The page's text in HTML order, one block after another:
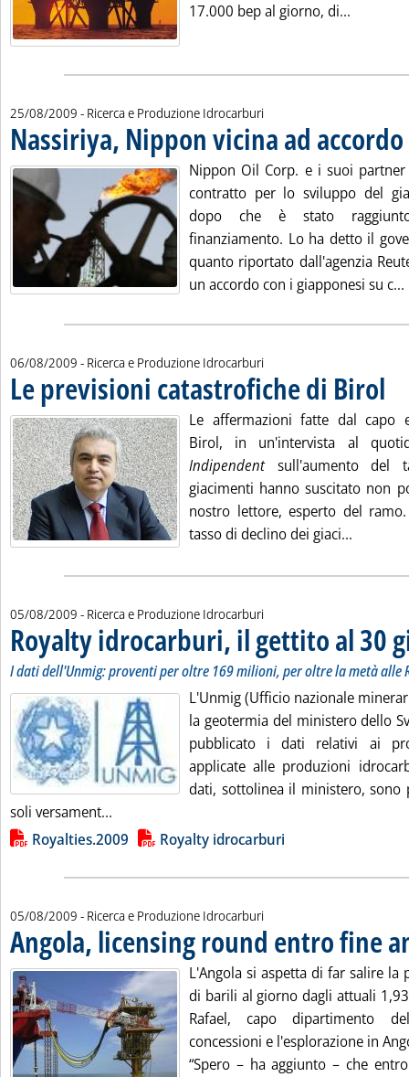
17.000 bep al giorno, di...
25/08/2009 - Ricerca e Produzione Idrocarburi
Nassiriya, Nippon vicina ad accordo
Nippon Oil Corp. e i suoi
contratto per lo sviluppo del
dopo che è stato
finanziamento. Lo ha detto il
quanto riportato dall'agenzia
un accordo con i giapponesi su c...
06/08/2009 - Ricerca e Produzione Idrocarburi
Le previsioni catastrofiche di Birol
Le affermazioni fatte dal capo
Birol, in un'intervista al
Indipendent sull'aumento del
giacimenti hanno suscitato non
nostro lettore, esperto del
tasso di declino dei giaci...
05/08/2009 - Ricerca e Produzione Idrocarburi
Royalty idrocarburi, il gettito al 30
I dati dell'Unmig: proventi per oltre 169 milioni, per oltre la metà alle
L'Unmig (Ufficio nazionale
la geotermia del ministero dello
pubblicato i dati relativi ai
applicate alle produzioni
dati, sottolinea il ministero, sono
soli versament...
Lista allegati PDF alla notizia
Royalties.2009 Royalty idrocarburi
05/08/2009 - Ricerca e Produzione Idrocarburi
Angola, licensing round entro fine
L'Angola si aspetta di far salire
di barili al giorno dagli attuali
Rafael, capo dipartimento
concessioni e l'esplorazione in
“Spero – ha aggiunto – che